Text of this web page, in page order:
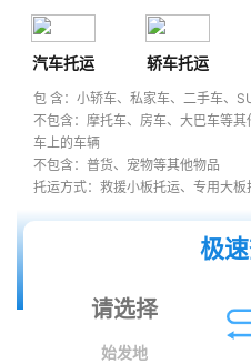
汽车托运 轿车托运
包 含：小轿车、私家车、二手车、
不包含：摩托车、房车、大巴车等
车上的车辆
不包含：普货、宠物等其他物品
托运方式：救援小板托运、专用大板
极
始发地